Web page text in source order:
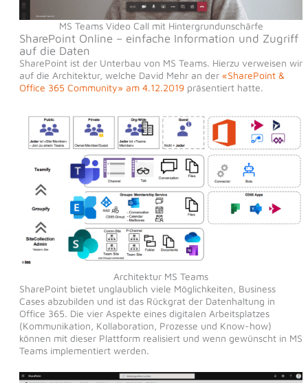
MS Teams Video Call mit Hintergrundunschärfe
SharePoint Online – einfache Information und Zugriff
auf die Daten
SharePoint ist der Unterbau von MS Teams. Hierzu verweisen wir
auf die Architektur, welche David Mehr an der «SharePoint &
Office 365 Community» am 4.12.2019präsentiert hatte.
Architektur MS Teams
SharePoint bietet unglaublich viele Möglichkeiten, Business
Cases abzubilden und ist das Rückgrat der Datenhaltung in
Office 365. Die vier Aspekte eines digitalen Arbeitsplatzes
(Kommunikation, Kollaboration, Prozesse und Know-how)
können mit dieser Plattform realisiert und wenn gewünscht in MS
Teams implementiert werden.